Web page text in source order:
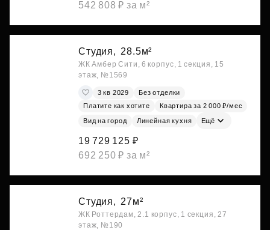
542 808 ₽ за м²
Студия, 28.5м²
ЖК Амбер Сити, 6 корпус, 1 секция, 15
этаж, №1569
3 кв 2029
Без отделки
Платите как хотите
Квартира за 2 000 ₽/мес
Вид на город Линейная кухня Ещё
19 729 125 ₽
692 250 ₽ за м²
Студия, 27м²
ЖК Роттердам, 2.1 корпус, 1 секция, 27
этаж, №190